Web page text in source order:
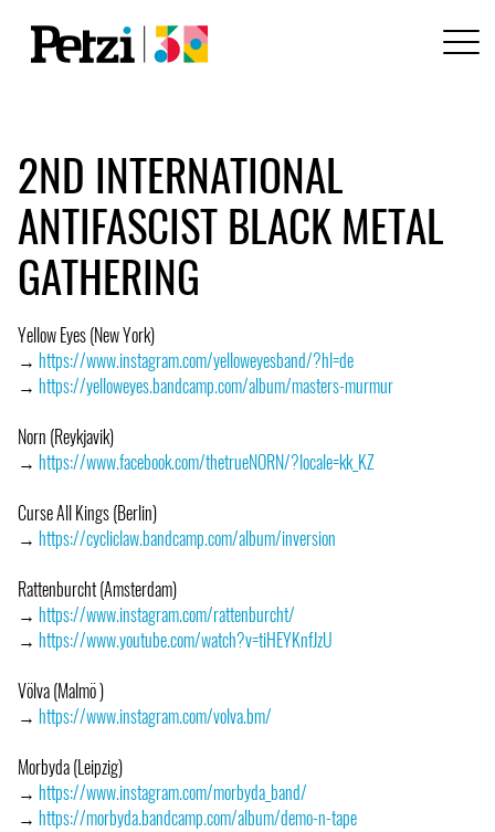
2ND INTERNATIONAL
ANTIFASCIST BLACK METAL
GATHERING
Yellow Eyes (New York)
→ https://www.instagram.com/yelloweyesband/?hl=de
→ https://yelloweyes.bandcamp.com/album/masters-murmur
Norn (Reykjavik)
→ https://www.facebook.com/thetrueNORN/?locale=kk_KZ
Curse All Kings (Berlin)
→ https://cycliclaw.bandcamp.com/album/inversion
Rattenburcht (Amsterdam)
→ https://www.instagram.com/rattenburcht/
→ https://www.youtube.com/watch?v=tiHEYKnfJzU
Völva (Malmö )
→ https://www.instagram.com/volva.bm/
Morbyda (Leipzig)
→ https://www.instagram.com/morbyda_band/
→ https://morbyda.bandcamp.com/album/demo-n-tape